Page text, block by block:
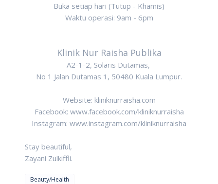
Buka setiap hari (Tutup - Khamis)
Waktu operasi: 9am - 6pm
Klinik Nur Raisha Publika
A2-1-2, Solaris Dutamas,
No 1 Jalan Dutamas 1, 50480 Kuala Lumpur.
Website: kliniknurraisha.com
Facebook: www.facebook.com/kliniknurraisha
Instagram: www.instagram.com/kliniknurraisha
Stay beautiful,
Zayani Zulkiffli.
Beauty/Health